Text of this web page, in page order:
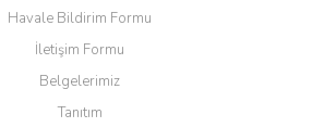
Gönder
Havale Bildirim Formu
İletişim Formu
Belgelerimiz
Tanıtım